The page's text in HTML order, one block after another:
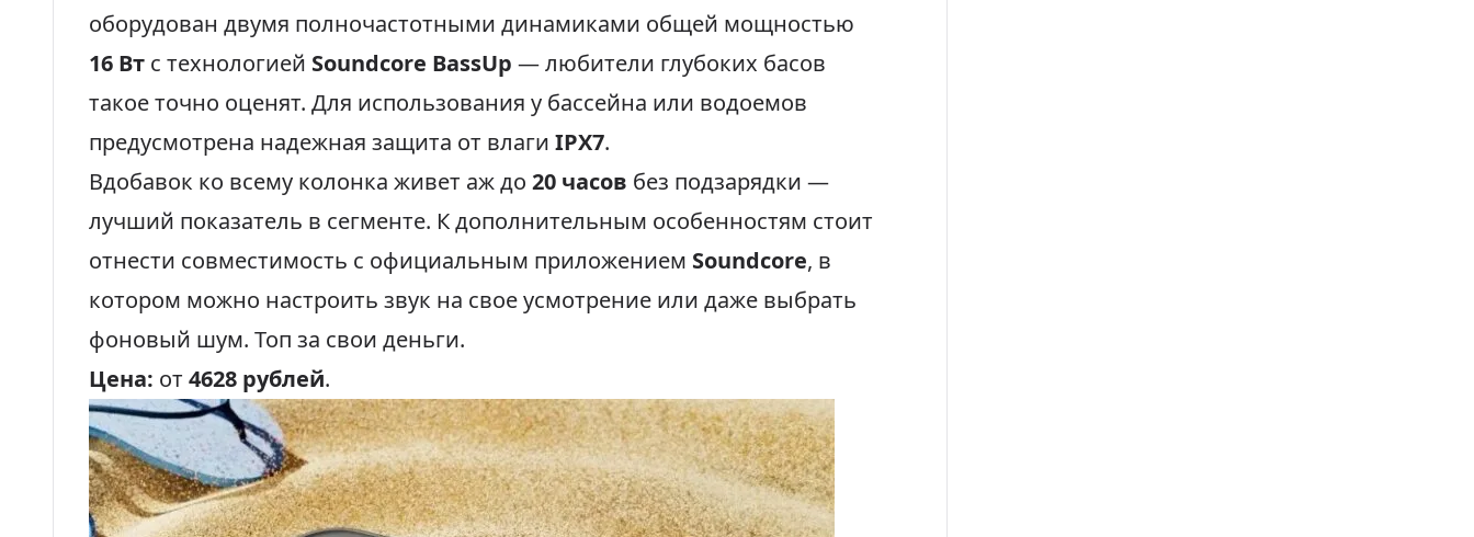
оборудован двумя полночастотными динамиками общей мощностью
16 Вт с технологией Soundcore BassUp — любители глубоких басов
такое точно оценят. Для использования у бассейна или водоемов
предусмотрена надежная защита от влаги IPX7.
Вдобавок ко всему колонка живет аж до 20 часов без подзарядки —
лучший показатель в сегменте. К дополнительным особенностям стоит
отнести совместимость с официальным приложением Soundcore, в
котором можно настроить звук на свое усмотрение или даже выбрать
фоновый шум. Топ за свои деньги.
Цена: от 4628 рублей.